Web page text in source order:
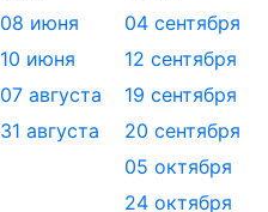
08 июня
10 июня
07 августа
31 августа
04 сентября
12 сентября
19 сентября
20 сентября
05 октября
24 октября